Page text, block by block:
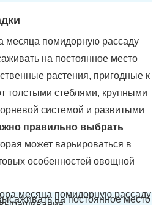
месяца помидорную рассаду
на постоянное место
растения, пригодные к
толстыми стеблями, крупными
системой и развитыми
правильно выбрать
может варьироваться в
особенностей овощной